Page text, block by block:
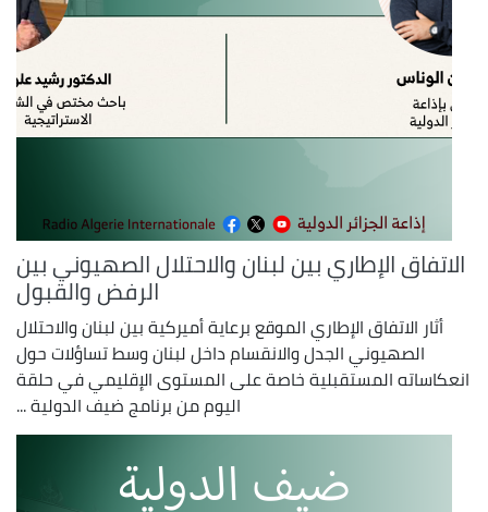
الاتفاق الإطاري بين لبنان والاحتلال الصهيوني بين
الرفض والقبول
أثار الاتفاق الإطاري الموقع برعاية أميركية بين لبنان والاحتلال
الصهيوني الجدل والانقسام داخل لبنان وسط تساؤلات حول
انعكاساته المستقبلية خاصة على المستوى الإقليمي في حلقة
اليوم من برنامج ضيف الدولية ...